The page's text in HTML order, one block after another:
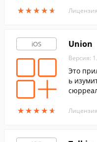
★★★★★
★★★★★
нных
iOS
★★★★★
★★★★★
Union
Версия:
Это
ь